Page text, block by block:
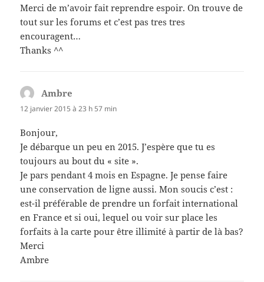
Merci de m’avoir fait reprendre espoir. On trouve de
tout sur les forums et c’est pas tres tres
encouragent…
Thanks ^^
Ambre
12 janvier 2015 à 23 h 57 min
Bonjour,
Je débarque un peu en 2015. J’espère que tu es
toujours au bout du « site ».
Je pars pendant 4 mois en Espagne. Je pense faire
une conservation de ligne aussi. Mon soucis c’est :
est-il préférable de prendre un forfait international
en France et si oui, lequel ou voir sur place les
forfaits à la carte pour être illimité à partir de là bas?
Merci
Ambre